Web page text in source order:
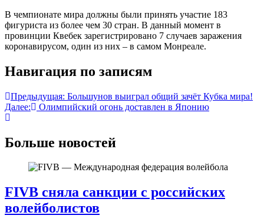
В чемпионате мира должны были принять участие 183
фигуриста из более чем 30 стран. В данный момент в
провинции Квебек зарегистрировано 7 случаев заражения
коронавирусом, один из них – в самом Монреале.
Навигация по записям
Предыдущая: Большунов выиграл общий зачёт Кубка мира!
Далее:
Олимпийский огонь доставлен в Японию
Больше новостей
FIVB сняла санкции с российских
волейболистов